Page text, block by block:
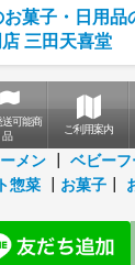
菓子・日用品
店 三田天喜堂
送可能商
品
ご利用案内
メン ベビーフ
惣菜 お菓子